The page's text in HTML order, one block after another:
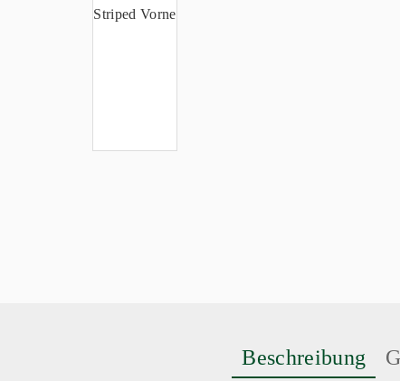
Beschreibung